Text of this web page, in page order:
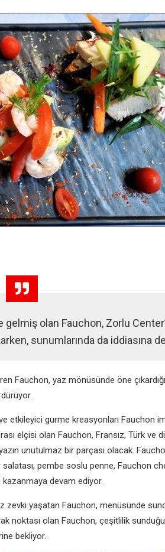
olan Fauchon, Zorlu
sunumlarında da iddiasına
Fauchon, yaz mönüsünde öne
etkileyici gurme kreasyonları Fauchon
elçisi olan Fauchon, Fransız, Türk ve
unutulmaz bir parçası olacak.
pembe soslu penne, Fauchon
devam ediyor.
zevki yaşatan Fauchon, menüsünde
noktası olan Fauchon, çeşitlilik
bekliyor.